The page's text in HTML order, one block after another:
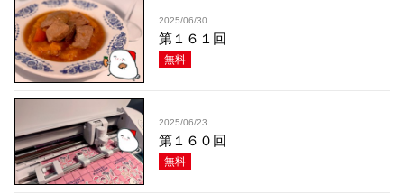
2025/06/30
第１６１回
無料
2025/06/23
第１６０回
無料